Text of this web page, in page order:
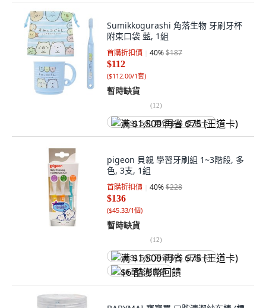
Sumikkogurashi 角落生物 牙刷牙杯
附束口袋 藍, 1組
首購折扣價 40%$187
$112
($112.00/1套)
暫時缺貨
(12)
满 $1,500 再省 $75 (王道卡)
pigeon 貝親 學習牙刷組 1~3階段, 多
色, 3支, 1組
首購折扣價 40%$228
$136
($45.33/1個)
暫時缺貨
(12)
满 $1,500 再省 $75 (王道卡)
$6 酷澎幣回饋